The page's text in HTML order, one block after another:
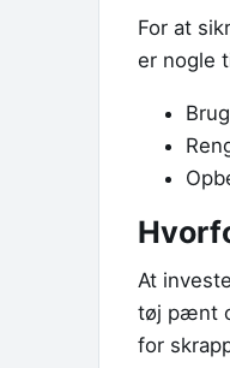
For at
er nogle
At
tøj pænt
for